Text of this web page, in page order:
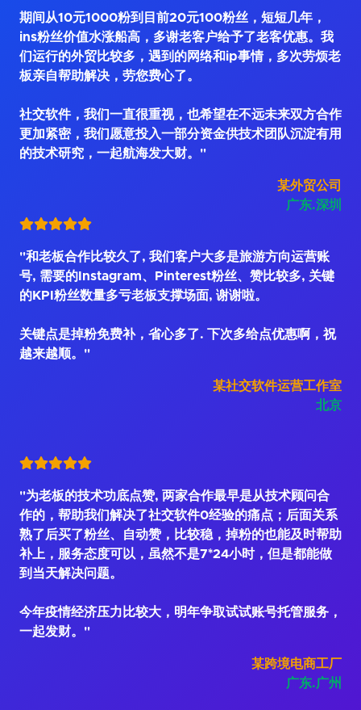
期间从10元1000粉到目前20元100粉丝，短短几年，
ins粉丝价值水涨船高，多谢老客户给予了老客优惠。我
们运行的外贸比较多，遇到的网络和ip事情，多次劳烦老
板亲自帮助解决，劳您费心了。
社交软件，我们一直很重视，也希望在不远未来双方合作
更加紧密，我们愿意投入一部分资金供技术团队沉淀有用
的技术研究，一起航海发大财。"
某外贸公司
广东.深圳
"和老板合作比较久了, 我们客户大多是旅游方向运营账
号, 需要的Instagram、Pinterest粉丝、赞比较多, 关键
的KPI粉丝数量多亏老板支撑场面, 谢谢啦。
关键点是掉粉免费补，省心多了. 下次多给点优惠啊，祝
越来越顺。"
某社交软件运营工作室
北京
"为老板的技术功底点赞, 两家合作最早是从技术顾问合
作的，帮助我们解决了社交软件0经验的痛点；后面关系
熟了后买了粉丝、自动赞，比较稳，掉粉的也能及时帮助
补上，服务态度可以，虽然不是7*24小时，但是都能做
到当天解决问题。
今年疫情经济压力比较大，明年争取试试账号托管服务，
一起发财。"
某跨境电商工厂
广东.广州